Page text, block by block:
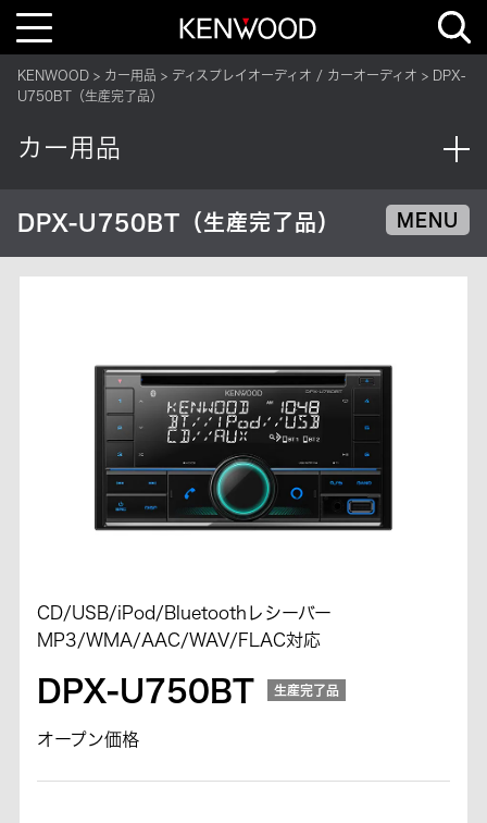
T
l
e
v
i
i
o
KENWOOD カー用品 ディスプレイオーディオ / カーオーディオ
DPX-
U750BT（生産完了品）
カー用品
DPX-U750BT（生産完了品） MENU
CD/USB/iPod/Bluetoothレシーバー
MP3/WMA/AAC/WAV/FLAC対応
DPX-U750BT 生産完了品
オープン価格